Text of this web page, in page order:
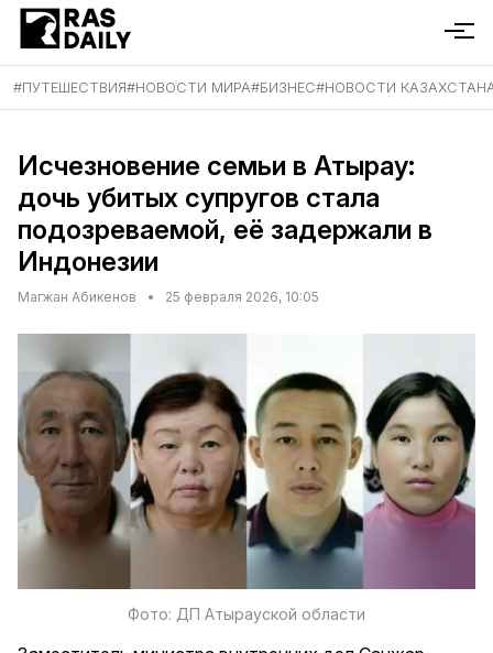
#ПУТЕШЕСТВИЯ#НОВОСТИ МИРА#БИЗНЕС#НОВОСТИ
Исчезновение семьи в Атырау:
дочь убитых супругов стала
подозреваемой, её задержали в
Индонезии
Магжан Абикенов • 25 февраля 2026, 10:05
Фото: ДП Атырауской области